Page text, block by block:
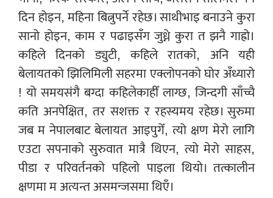
दिन होइन, महिना बित्नुपर्ने रहेछ। साथीभाइ बनाउने कुरा
सानो होइन, काम र पढाइसँग जुध्ने कुरा त झनै गाह्रो।
कहिले दिनको ड्युटी, कहिले रातको, अनि यही
बेलायतको झिलिमिली सहरमा एक्लोपनको घोर अँध्यारो
! यो समयसंगै बग्दा कहिलेकाहीँ लाग्छ, जिन्दगी साँच्चै
कति अनपेक्षित, तर सशक्त र रहस्यमय रहेछ। सुरुमा
जब म नेपालबाट बेलायत आइपुगेँ, त्यो क्षण मेरो लागि
एउटा सपनाको सुरुवात मात्रै थिएन, त्यो मेरो साहस,
पीडा र परिवर्तनको पहिलो पाइला थियो। तत्कालीन
क्षणमा म अत्यन्त असमन्जसमा थिएँ।